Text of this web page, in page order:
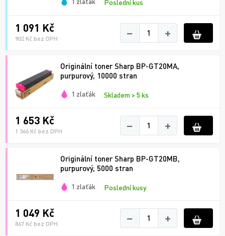
Poslední kus
1 091 Kč
902 Kč bez DPH − +
Originální toner Sharp BP-GT20MA,
purpurový, 10000 stran
1 zlaťák Skladem > 5 ks
1 653 Kč
1 366 Kč bez DPH − +
Originální toner Sharp BP-GT20MB,
purpurový, 5000 stran
1 zlaťák Poslední kusy
1 049 Kč
867 Kč bez DPH − +